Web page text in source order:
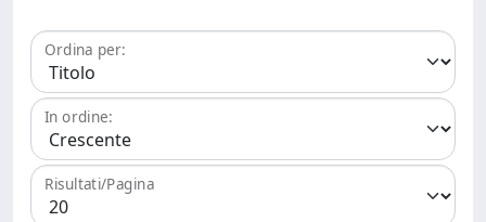
Ordina per:
In ordine:
Risultati/Pagina